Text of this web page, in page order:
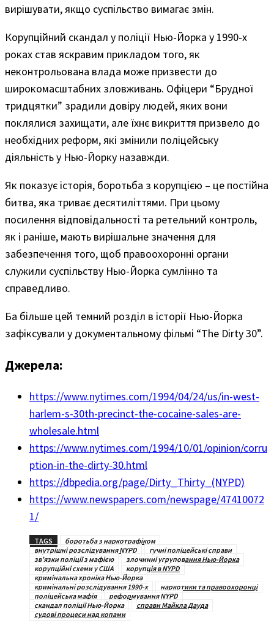
вирішувати, якщо суспільство вимагає змін.
Корупційний скандал у поліції Нью-Йорка у 1990-х
роках став яскравим прикладом того, як
неконтрольована влада може призвести до
широкомасштабних зловживань. Офіцери “Брудної
тридцятки” зрадили довіру людей, яких вони
поклялися захищати, але їхнє викриття призвело до
необхідних реформ, які змінили поліцейську
діяльність у Нью-Йорку назавжди.
Як показує історія, боротьба з корупцією – це постійна
битва, яка триває десятиліттями. При цьому
посилення відповідальності та ретельний контроль,
як і раніше, мають вирішальне значення для
забезпечення того, щоб правоохоронні органи
служили суспільству Нью-Йорка сумлінно та
справедливо.
Ба більше цей темний розділ в історії Нью-Йорка
зафіксували у документальному фільмі “The Dirty 30”.
Джерела:
https://www.nytimes.com/1994/04/24/us/in-west-
harlem-s-30th-precinct-the-cocaine-sales-are-
wholesale.html
https://www.nytimes.com/1994/10/01/opinion/corru
ption-in-the-dirty-30.html
https://dbpedia.org/page/Dirty_Thirty_(NYPD)
https://www.newspapers.com/newspage/47410072
1/
TAGS
боротьба з наркотрафіком
внутрішні розслідування NYPD
гучні поліцейські справи
зв’язки поліції з мафією
злочинні угруповання Нью-Йорка
корупційні схеми у США
корупція в NYPD
кримінальна хроніка Нью-Йорка
кримінальні розслідування 1990-х
наркотики та правоохоронці
поліцейська мафія
реформування NYPD
скандал поліції Нью-Йорка
справи Майкла Дауда
судові процеси над копами